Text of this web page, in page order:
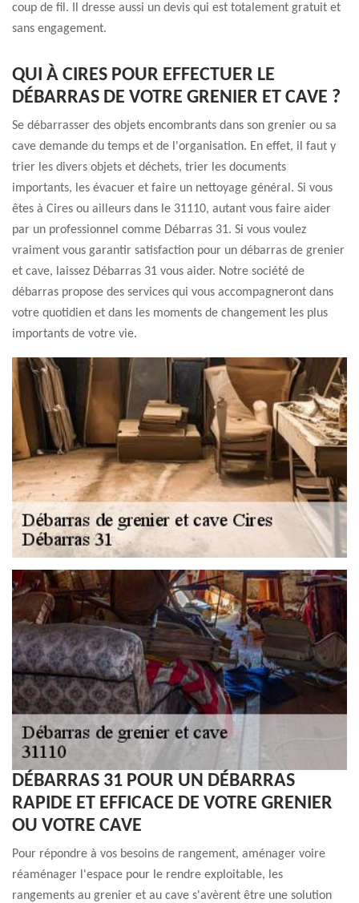
coup de fil. Il dresse aussi un devis qui est totalement gratuit et
sans engagement.
QUI À CIRES POUR EFFECTUER LE
DÉBARRAS DE VOTRE GRENIER ET CAVE ?
Se débarrasser des objets encombrants dans son grenier ou sa
cave demande du temps et de l'organisation. En effet, il faut y
trier les divers objets et déchets, trier les documents
importants, les évacuer et faire un nettoyage général. Si vous
êtes à Cires ou ailleurs dans le 31110, autant vous faire aider
par un professionnel comme Débarras 31. Si vous voulez
vraiment vous garantir satisfaction pour un débarras de grenier
et cave, laissez Débarras 31 vous aider. Notre société de
débarras propose des services qui vous accompagneront dans
votre quotidien et dans les moments de changement les plus
importants de votre vie.
DÉBARRAS 31 POUR UN DÉBARRAS
RAPIDE ET EFFICACE DE VOTRE GRENIER
OU VOTRE CAVE
Pour répondre à vos besoins de rangement, aménager voire
réaménager l'espace pour le rendre exploitable, les
rangements au grenier et au cave s'avèrent être une solution